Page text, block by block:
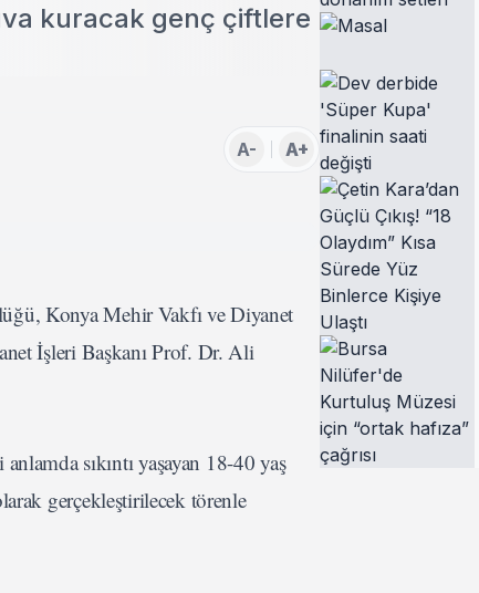
kuracak genç çiftlere
A- A+
Konya Mehir Vakfı ve Diyanet
İşleri Başkanı Prof. Dr. Ali
sıkıntı yaşayan 18-40 yaş
gerçekleştirilecek törenle